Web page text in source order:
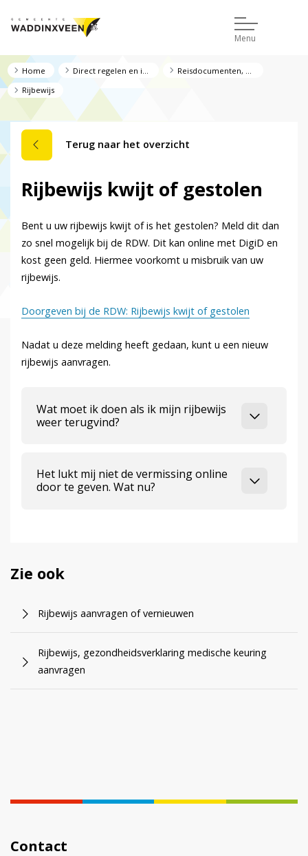
Menu
Home
Rijbewijs
Terug naar het overzicht
Rijbewijs kwijt of gestolen
Bent u uw rijbewijs kwijt of is het gestolen? Meld dit dan
zo snel mogelijk bij de RDW. Dit kan online met DigiD en
kost geen geld. Hiermee voorkomt u misbruik van uw
rijbewijs.
Doorgeven bij de RDW: Rijbewijs kwijt of gestolen
Nadat u deze melding heeft gedaan, kunt u een nieuw
rijbewijs aanvragen.
Wat moet ik doen als ik mijn rijbewijs
weer terugvind?
Het lukt mij niet de vermissing online
door te geven. Wat nu?
Zie ook
Rijbewijs aanvragen of vernieuwen
Rijbewijs, gezondheidsverklaring medische keuring
aanvragen
Contact